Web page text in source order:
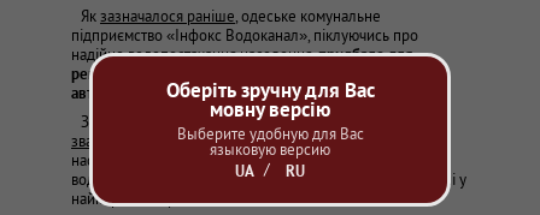
Якзазначалося раніше, одеське комунальне
підприємство «Інфокс Водоканал», піклуючись про
надійне водопостачання населення,придбало для
ремонтно-зварювальних робіт сучасні японські
автономні апарати Shindaiwa DGW400 DMK.
Завдяки хорошій організації робіт і застосуванню
зварювального агрегату DGW400 DMK— D4CSV
наслідки аварії, що сталася на магістральній гілці
водопроводу в Одесі, на вул. М'ясоїдівській, були усунені у
найкоротші терміни.
Оберіть зручну для Вас
мовну версію
Выберите удобную для Вас
языковую версию
RU
UA